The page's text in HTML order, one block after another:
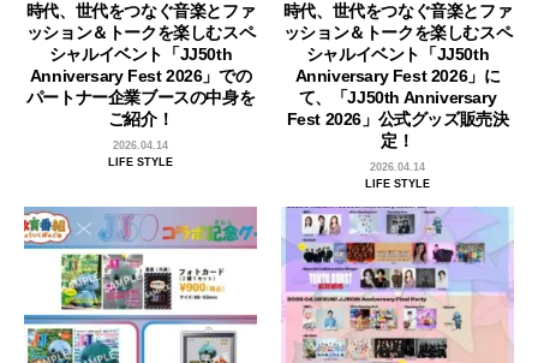
時代、世代をつなぐ音楽とファ
ッション＆トークを楽しむスペ
シャルイベント「JJ50th
Anniversary Fest 2026」での
パートナー企業ブースの中身を
ご紹介！
2026.04.14
LIFE STYLE
時代、世代をつなぐ音楽とファ
ッション＆トークを楽しむスペ
シャルイベント「JJ50th
Anniversary Fest 2026」に
て、「JJ50th Anniversary
Fest 2026」公式グッズ販売決
定！
2026.04.14
LIFE STYLE